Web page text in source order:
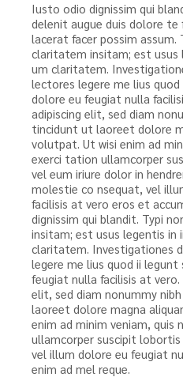
Iusto odio dignissim qui
delenit augue duis dolore te
lacerat facer possim assum.
claritatem insitam; est usus
um claritatem.
lectores legere me lius
dolore eu feugiat nulla
adipiscing elit, sed diam
tincidunt ut laoreet dolore
volutpat. Ut wisi enim ad
exerci tation ullamcorper
vel eum iriure dolor in
molestie co nsequat, vel
facilisis at vero eros et
dignissim qui blandit. Typi
insitam; est usus legentis in
claritatem. Investigationes
legere me lius quod ii
feugiat nulla facilisis at
elit, sed diam nonummy
laoreet dolore magna
enim ad minim veniam, quis
ullamcorper suscipit
vel illum dolore eu feugiat
enim ad mel reque.